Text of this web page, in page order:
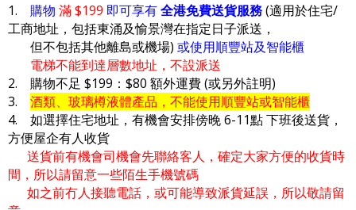
1. 購物 滿 $199 即可享有全港免費送貨服務(適用於住宅/
工商地址，包括東涌及愉景灣在指定日子派送，
但不包括其他離島或機場) 或使用順豐站及智能櫃
電梯不能到達層數地址，不設派送
2. 購物不足 $199：$80 額外運費 (或另外註明)
3. 酒類、玻璃樽液體產品，不能使用順豐站或智能櫃
4. 如選擇住宅地址，有機會安排傍晚 6-11點 下班後送貨，
方便屋企有人收貨
送貨前有機會司機會先聯絡客人，確定大家方便的收貨時
間，所以請留意一些陌生手機號碼
如之前冇人接聽電話，或可能導致派貨延誤，所以敬請留